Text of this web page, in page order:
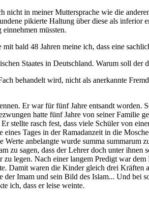
nicht in meiner Muttersprache wie die
pikierte Haltung über diese als
müssten.
mit bald 48 Jahren meine ich, dass eine
Staates in Deutschland. Warum soll der
behandelt wird, nicht als anerkannte
Er war für fünf Jahre entsandt
hatte fünf Jahre von seiner Familie
stellte rasch fest, dass viele Schüler von
Tages in der Ramadanzeit in die
Werte anbelangte wurde summa
zu sagen, dass der Lehrer doch unter
zu legen. Nach einer langem Predigt war
Damit waren die Kinder gleich drei
der Imam und sein Bild des Islam... Und
ich, dass er leise weinte.